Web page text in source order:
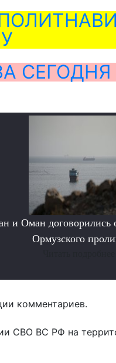
СЕГОДНЯ
и Оман договорились
Ормузского
комментариев.
СВО ВС РФ на